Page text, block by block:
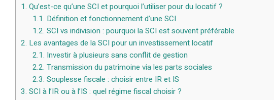
1. Qu’est-ce qu’une SCI et pourquoi l’utiliser pour du locatif ?
1.1. Définition et fonctionnement d’une SCI
1.2. SCI vs indivision : pourquoi la SCI est souvent préférable
2. Les avantages de la SCI pour un investissement locatif
2.1. Investir à plusieurs sans conflit de gestion
2.2. Transmission du patrimoine via les parts sociales
2.3. Souplesse fiscale : choisir entre IR et IS
3. SCI à l’IR ou à l’IS : quel régime fiscal choisir ?